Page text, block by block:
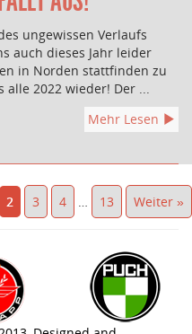
ungewissen Verlaufs
auch dieses Jahr leider
in Norden stattfinden zu
2022 wieder! Der ...
Mehr Lesen
2 3 4 … 13 Weiter »